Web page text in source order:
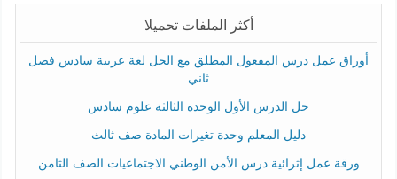
أكثر الملفات تحميلا
أوراق عمل درس المفعول المطلق مع الحل لغة عربية سادس فصل
ثاني
حل الدرس الأول الوحدة الثالثة علوم سادس
دليل المعلم وحدة تغيرات المادة صف ثالث
ورقة عمل إثرائية درس الأمن الوطني الاجتماعيات الصف الثامن